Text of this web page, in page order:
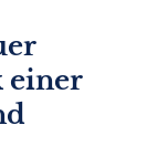
einer